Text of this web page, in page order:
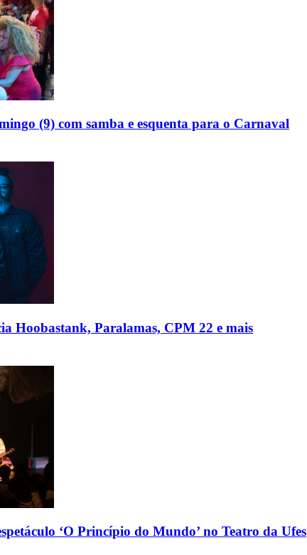
(9) com samba e esquenta para o Carnaval
Hoobastank, Paralamas, CPM 22 e mais
‘O Princípio do Mundo’ no Teatro da Ufes